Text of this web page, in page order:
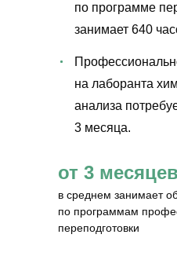
от 3 месяцев
в среднем занимает
по программам
переподготовки
по программе
занимает 640
на лаборанта
анализа
3 месяца.